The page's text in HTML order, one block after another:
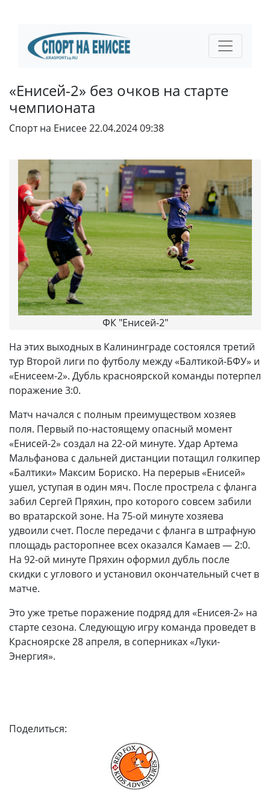
«Енисей-2» без очков на старте
чемпионата
Спорт на Енисее22.04.2024 09:38
ФК "Енисей-2"
На этих выходных в Калининграде состоялся третий
тур Второй лиги по футболу между «Балтикой-БФУ» и
«Енисеем-2». Дубль красноярской команды потерпел
поражение 3:0.
Матч начался с полным преимуществом хозяев
поля. Первый по-настоящему опасный момент
«Енисей-2» создал на 22-ой минуте. Удар Артема
Мальфанова с дальней дистанции потащил голкипер
«Балтики» Максим Бориско. На перерыв «Енисей»
ушел, уступая в один мяч. После прострела с фланга
забил Сергей Пряхин, про которого совсем забили
во вратарской зоне. На 75-ой минуте хозяева
удвоили счет. После передачи с фланга в штрафную
площадь расторопнее всех оказался Камаев — 2:0.
На 92-ой минуте Пряхин оформил дубль после
скидки с углового и установил окончательный счет в
матче.
Это уже третье поражение подряд для «Енисея-2» на
старте сезона. Следующую игру команда проведет в
Красноярске 28 апреля, в соперниках «Луки-
Энергия».
Поделиться: